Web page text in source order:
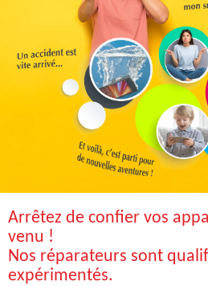
Arrêtez de confier vos
venu !
Nos réparateurs sont
expérimentés.